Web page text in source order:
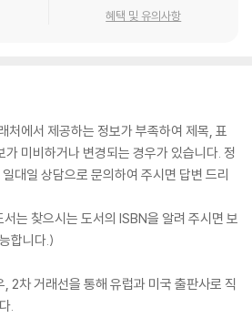
혜택 및 유의사항
처에서 제공하는 정보가 부족하여 제목, 표
미비하거나 변경되는 경우가 있습니다. 정
대일 상담으로 문의하여 주시면 답변 드리
는 찾으시는 도서의 ISBN을 알려 주시면 보
합니다.)
2차 거래선을 통해 유럽과 미국 출판사로 직
.